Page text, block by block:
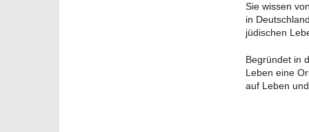
Sie wissen
in
jüdischen
Begründet in
Leben eine
auf Leben